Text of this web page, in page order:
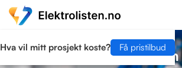
Hva vil mitt prosjekt koste? Få pristilbud
Finn en elektriker i Moen